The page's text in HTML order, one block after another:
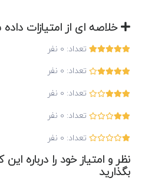
خلاصه ای از امتیازات
تعداد: 0 نفر
تعداد: 0 نفر
تعداد: 0 نفر
تعداد: 0 نفر
تعداد: 0 نفر
نظر و امتیاز خود را درباره این
بگذارید